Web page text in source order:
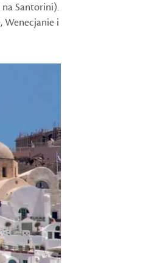
Santorini).
Wenecjanie i